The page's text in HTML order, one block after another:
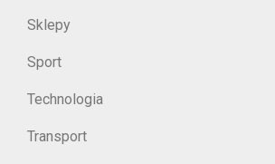
Sklepy
Sport
Technologia
Transport